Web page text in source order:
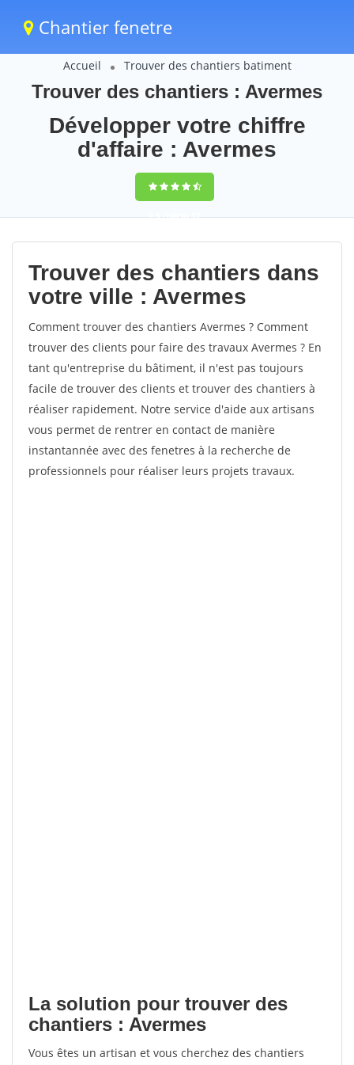
Chantier fenetre
Accueil Trouver des chantiers batiment
Trouver des chantiers : Avermes
Développer votre chiffre
d'affaire : Avermes
9,5(100%)57
votes
Trouver des chantiers dans
votre ville : Avermes
Comment trouver des chantiers Avermes ? Comment
trouver des clients pour faire des travaux Avermes ? En
tant qu'entreprise du bâtiment, il n'est pas toujours
facile de trouver des clients et trouver des chantiers à
réaliser rapidement. Notre service d'aide aux artisans
vous permet de rentrer en contact de manière
instantannée avec des fenetres à la recherche de
professionnels pour réaliser leurs projets travaux.
La solution pour trouver des
chantiers : Avermes
Vous êtes un artisan et vous cherchez des chantiers